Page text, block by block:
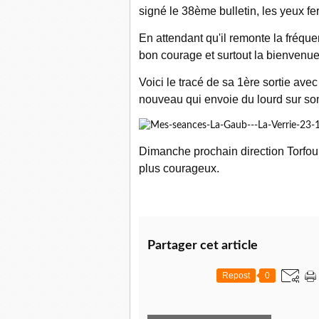
signé le 38ème bulletin, les yeux
En attendant qu'il remonte la
bon courage et surtout la
Voici le tracé de sa 1ère sortie
nouveau qui envoie du lourd sur
Dimanche prochain direction
plus courageux.
Partager cet article
Repost 0